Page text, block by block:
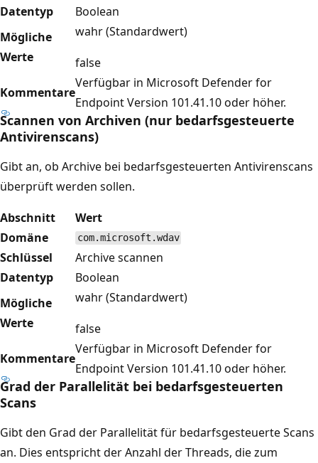
Datentyp
Boolean
Mögliche
Werte
wahr (Standardwert)
false
Kommentare
Verfügbar in Microsoft Defender for
Endpoint Version 101.41.10 oder höher.
Scannen von Archiven (nur bedarfsgesteuerte
Antivirenscans)
Gibt an, ob Archive bei bedarfsgesteuerten Antivirenscans
überprüft werden sollen.
Abschnitt
Wert
Domäne
com.microsoft.wdav
Schlüssel
Archive scannen
Datentyp
Boolean
Mögliche
Werte
wahr (Standardwert)
false
Kommentare
Verfügbar in Microsoft Defender for
Endpoint Version 101.41.10 oder höher.
Grad der Parallelität bei bedarfsgesteuerten
Scans
Gibt den Grad der Parallelität für bedarfsgesteuerte Scans
an. Dies entspricht der Anzahl der Threads, die zum